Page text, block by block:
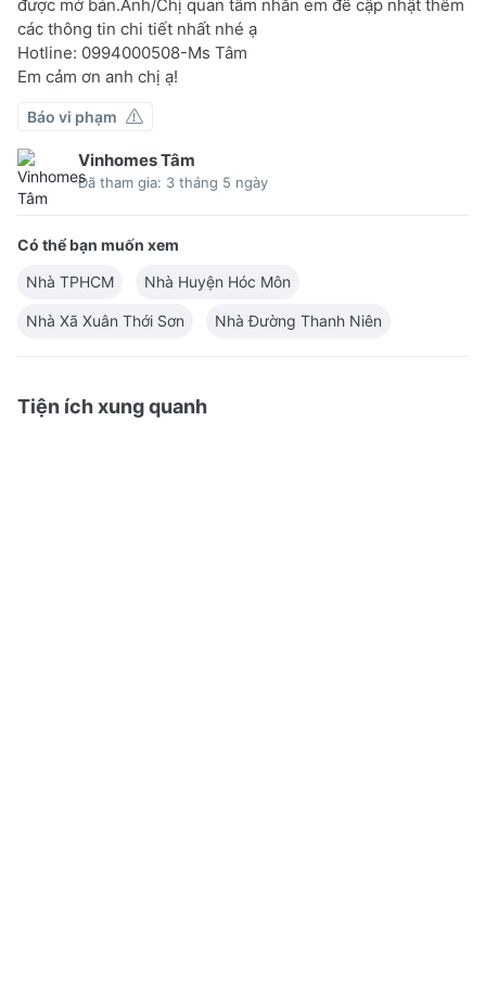
được mở bán.Anh/Chị quan tâm nhắn em để cập nhật thêm
các thông tin chi tiết nhất nhé ạ
Hotline: 0994000508-Ms Tâm
Em cảm ơn anh chị ạ!
Báo vi phạm
Vinhomes Tâm
Đã tham gia: 3 tháng 5 ngày
Có thể bạn muốn xem
Nhà TPHCM
Nhà Huyện Hóc Môn
Nhà Xã Xuân Thới Sơn Nhà Đường Thanh Niên
Tiện ích xung quanh